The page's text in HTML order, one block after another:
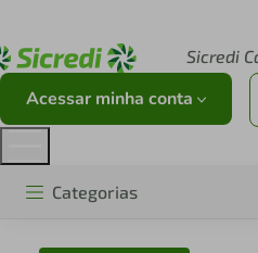
Sicredi
Acessar minha conta
Categorias